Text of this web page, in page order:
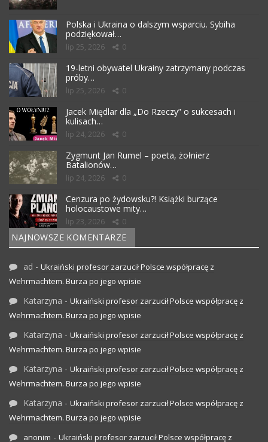
Polska i Ukraina o dalszym wsparciu. Sybiha
podziękował…
lip 25, 2026 0
19-letni obywatel Ukrainy zatrzymany podczas
próby…
lip 25, 2026 0
Jacek Międlar dla „Do Rzeczy” o sukcesach i
kulisach…
lip 24, 2026 0
Zygmunt Jan Rumel – poeta, żołnierz
Batalionów…
lip 24, 2026 0
Cenzura po żydowsku?! Książki burzące
holocaustowe mity…
lip 23, 2026 0
NAJNOWSZE KOMENTARZE
ad - Ukraiński profesor zarzucił Polsce współpracę z
Wehrmachtem. Burza po jego wpisie
Katarzyna - Ukraiński profesor zarzucił Polsce współpracę z
Wehrmachtem. Burza po jego wpisie
Katarzyna - Ukraiński profesor zarzucił Polsce współpracę z
Wehrmachtem. Burza po jego wpisie
Katarzyna - Ukraiński profesor zarzucił Polsce współpracę z
Wehrmachtem. Burza po jego wpisie
Katarzyna - Ukraiński profesor zarzucił Polsce współpracę z
Wehrmachtem. Burza po jego wpisie
anonim - Ukraiński profesor zarzucił Polsce współpracę z